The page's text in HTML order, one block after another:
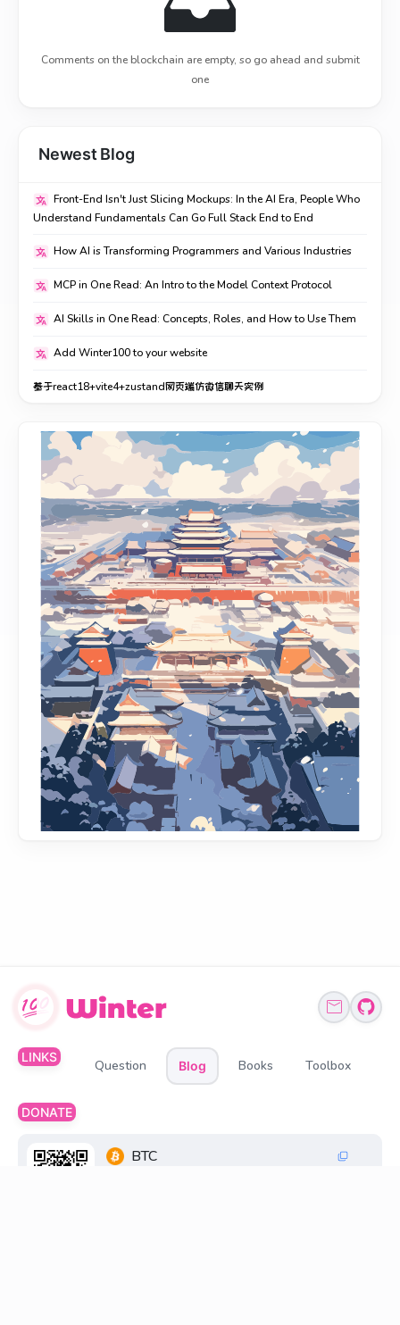
Comments on the blockchain are empty, so go ahead and submit
one
Newest Blog
Front-End Isn't Just Slicing Mockups: In the AI Era, People Who
Understand Fundamentals Can Go Full Stack End to End
How AI is Transforming Programmers and Various Industries
MCP in One Read: An Intro to the Model Context Protocol
AI Skills in One Read: Concepts, Roles, and How to Use Them
Add Winter100 to your website
基于react18+vite4+zustand网页端仿微信聊天实例
LINKS
Question Blog Books Toolbox
DONATE
BTC